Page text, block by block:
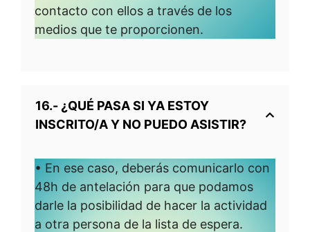
contacto con ellos a través de los
medios que te proporcionen.
16.- ¿QUÉ PASA SI YA ESTOY
INSCRITO/A Y NO PUEDO ASISTIR?
• En ese caso, deberás comunicarlo con
48h de antelación para que podamos
darle la posibilidad de hacer la actividad
a otra persona de la lista de espera.